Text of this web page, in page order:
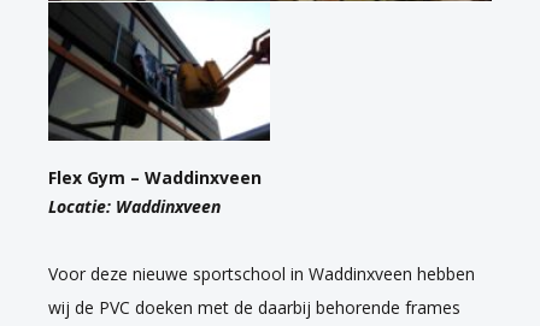
Flex Gym – Waddinxveen
Locatie: Waddinxveen
Voor deze nieuwe sportschool in Waddinxveen hebben
wij de PVC doeken met de daarbij behorende frames